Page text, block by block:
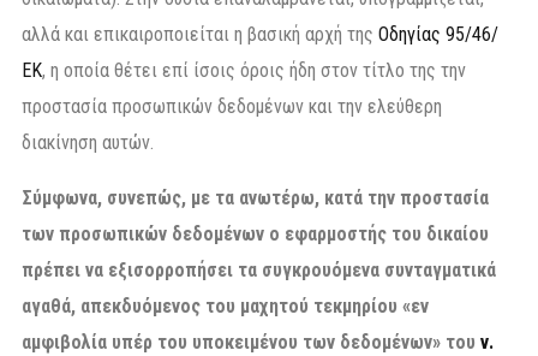
αλλά και επικαιροποιείται η βασική αρχή της Οδηγίας 95/46/
ΕΚ, η οποία θέτει επί ίσοις όροις ήδη στον τίτλο της την
προστασία προσωπικών δεδομένων και την ελεύθερη
διακίνηση αυτών.
Σύμφωνα, συνεπώς, με τα ανωτέρω, κατά την προστασία
των προσωπικών δεδομένων ο εφαρμοστής του δικαίου
πρέπει να εξισορροπήσει τα συγκρουόμενα συνταγματικά
αγαθά, απεκδυόμενος του μαχητού τεκμηρίου «εν
αμφιβολία υπέρ του υποκειμένου των δεδομένων» του ν.